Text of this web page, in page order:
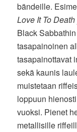
bändeille.
Love It To Death
Black
tasapainoinen
tasapainottavat
sekä kaunis
muistetaan
loppuun
vuoksi. Pienet
metallisille